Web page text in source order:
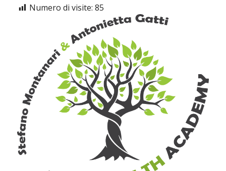
Numero di visite: 85